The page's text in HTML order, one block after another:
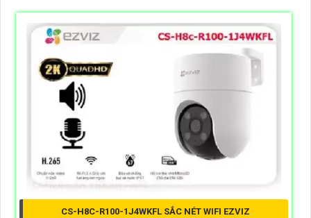
CS-H8C-R100-1J4WKFL SẮC NÉT WIFI EZVIZ